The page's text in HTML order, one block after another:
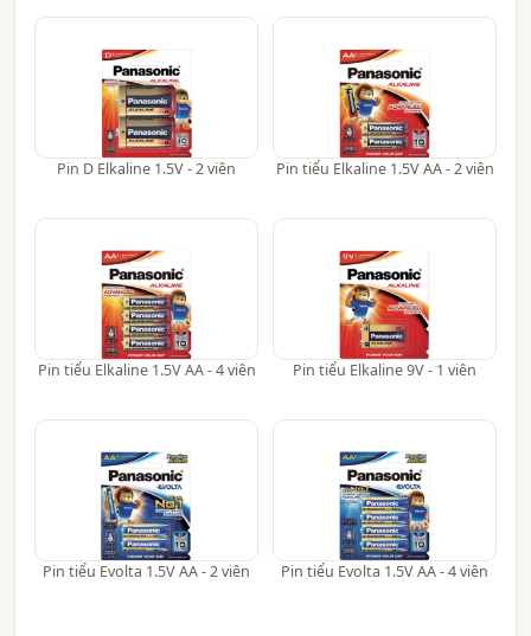
Pin D Elkaline 1.5V - 2 viên Pin tiểu Elkaline 1.5V AA - 2 viên
Pin tiểu Elkaline 1.5V AA - 4 viên Pin tiểu Elkaline 9V - 1 viên
Pin tiểu Evolta 1.5V AA - 2 viên Pin tiểu Evolta 1.5V AA - 4 viên